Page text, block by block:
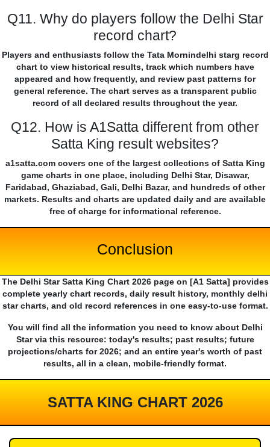
Q11. Why do players follow the Delhi Star
record chart?
Players and enthusiasts follow the Tata Mornindelhi starg record
chart to view historical results, track which numbers have
appeared and how frequently, and review past patterns for
general reference. The chart serves as a transparent public
record of all declared results throughout the year.
Q12. How is A1Satta different from other
Satta King result websites?
a1satta.com covers one of the largest collections of Satta King
game charts in one place, including Delhi Star, Disawar,
Faridabad, Ghaziabad, Gali, Delhi Bazar, and hundreds of other
markets. Results and charts are updated daily and are available
free of charge for informational reference.
Conclusion
The Delhi Star Satta King Chart 2026 page on [A1 Satta] provides
complete yearly chart records, daily result history, monthly delhi
star charts, and old record references in one easy-to-use format.
You will find all the information you need to know about Delhi
Star via this resource: today's results; past results; future
projections/charts for 2026; and an entire year's worth of past
results, all in a clean, mobile-friendly format.
SATTA KING CHART 2026